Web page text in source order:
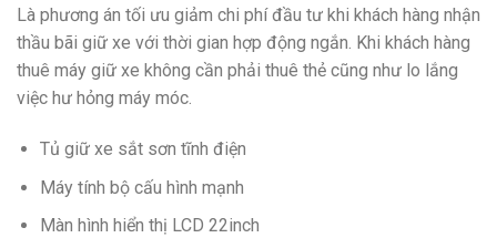
Là phương án tối ưu giảm chi phí đầu tư khi khách hàng nhận
thầu bãi giữ xe với thời gian hợp động ngắn. Khi khách hàng
thuê máy giữ xe không cần phải thuê thẻ cũng như lo lắng
việc hư hỏng máy móc.
Tủ giữ xe sắt sơn tĩnh điện
Máy tính bộ cấu hình mạnh
Màn hình hiển thị LCD 22inch